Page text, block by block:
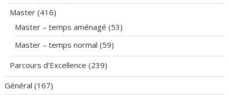
Master (416)
Master – temps aménagé (53)
Master – temps normal (59)
Parcours d’Excellence (239)
Général (167)